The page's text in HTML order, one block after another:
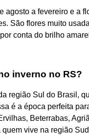
agosto a fevereiro e a
São flores muito
conta do brilho
inverno no RS?
região Sul do Brasil,
é a época perfeita
Beterrabas,
vive na região